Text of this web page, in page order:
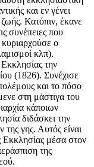
και εν γένει
ζωής. Κατόπιν, έκανε
συνέπειες που
ο
κλπ).
την
(1826). Συνέχισε
και το πόσο
στη μάστιγα του
κάποιων
διδάσκει την
γης. Αυτός είναι
Εκκλησίας μέσα στον
της